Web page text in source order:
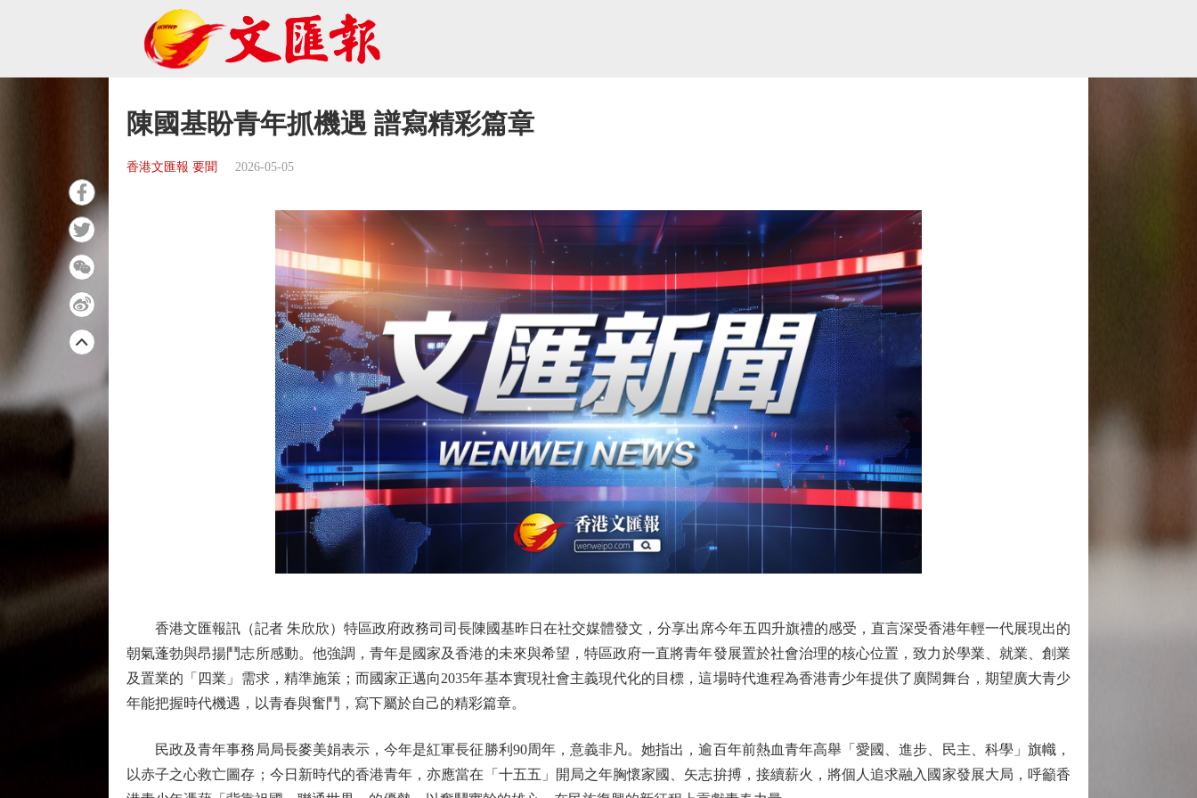
陳國基盼青年抓機遇 譜寫精彩篇章
香港文匯報 要聞 2026-05-05
香港文匯報訊（記者 朱欣欣）特區政府政務司司長陳國基昨日在社交媒體發文，分享出席今年五四升旗禮的感受，直言深受香港年輕一代展現出的
朝氣蓬勃與昂揚鬥志所感動。他強調，青年是國家及香港的未來與希望，特區政府一直將青年發展置於社會治理的核心位置，致力於學業、就業、創業
及置業的「四業」需求，精準施策；而國家正邁向2035年基本實現社會主義現代化的目標，這場時代進程為香港青少年提供了廣闊舞台，期望廣大青少
年能把握時代機遇，以青春與奮鬥，寫下屬於自己的精彩篇章。
民政及青年事務局局長麥美娟表示，今年是紅軍長征勝利90周年，意義非凡。她指出，逾百年前熱血青年高舉「愛國、進步、民主、科學」旗幟，
以赤子之心救亡圖存；今日新時代的香港青年，亦應當在「十五五」開局之年胸懷家國、矢志拚搏，接續薪火，將個人追求融入國家發展大局，呼籲香